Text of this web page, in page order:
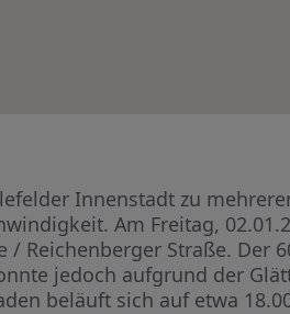
Innenstadt zu
Am Freitag,
Reichenberger Straße. Der
jedoch aufgrund der
beläuft sich auf etwa